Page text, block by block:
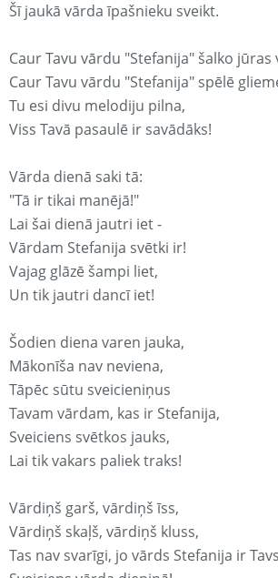
Šī jaukā vārda īpašnieku sveikt.
Caur Tavu vārdu "Stefanija" šalko jūras
Caur Tavu vārdu "Stefanija" spēlē
Tu esi divu melodiju pilna,
Viss Tavā pasaulē ir savādāks!
Vārda dienā saki tā:
"Tā ir tikai manējā!"
Lai šai dienā jautri iet -
Vārdam Stefanija svētki ir!
Vajag glāzē šampi liet,
Un tik jautri dancī iet!
Šodien diena varen jauka,
Mākonīša nav neviena,
Tāpēc sūtu sveicieniņus
Tavam vārdam, kas ir Stefanija,
Sveiciens svētkos jauks,
Lai tik vakars paliek traks!
Vārdiņš garš, vārdiņš īss,
Vārdiņš skaļš, vārdiņš kluss,
Tas nav svarīgi, jo vārds Stefanija ir